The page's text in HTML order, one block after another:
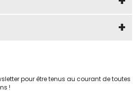
pour être tenus au courant de toutes
!